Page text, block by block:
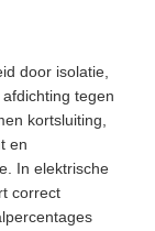
door isolatie,
tegen
kortsluiting,
en
In elektrische
correct